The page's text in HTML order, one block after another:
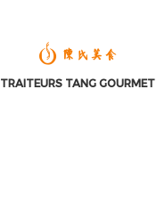
TRAITEURS TANG GOURMET